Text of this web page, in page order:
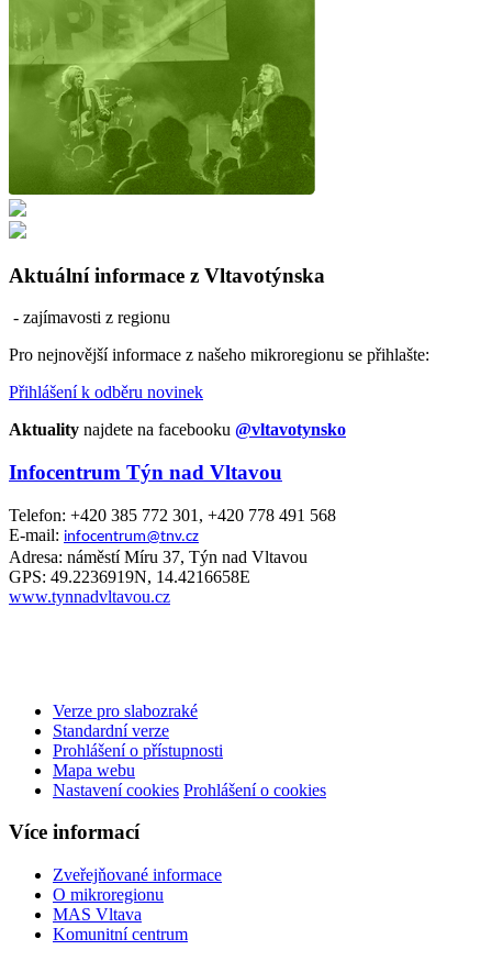
Aktuální informace z Vltavotýnska
- zajímavosti z regionu
Pro nejnovější informace z našeho mikroregionu se přihlašte:
Přihlášení k odběru novinek
Aktuality najdete na facebooku @vltavotynsko
Infocentrum Týn nad Vltavou
Telefon: +420 385 772 301, +420 778 491 568
E-mail: infocentrum@tnv.cz
Adresa: náměstí Míru 37, Týn nad Vltavou
GPS: 49.2236919N, 14.4216658E
www.tynnadvltavou.cz
Verze pro slabozraké
Standardní verze
Prohlášení o přístupnosti
Mapa webu
Nastavení cookies Prohlášení o cookies
Více informací
Zveřejňované informace
O mikroregionu
MAS Vltava
Komunitní centrum